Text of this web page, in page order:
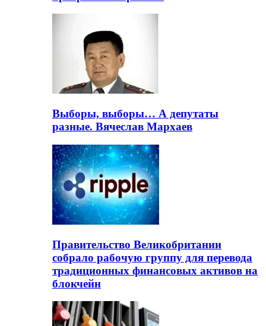
Выборы, выборы… А депутаты
разные. Вячеслав Мархаев
Правительство Великобритании
собрало рабочую группу для перевода
традиционных финансовых активов на
блокчейн